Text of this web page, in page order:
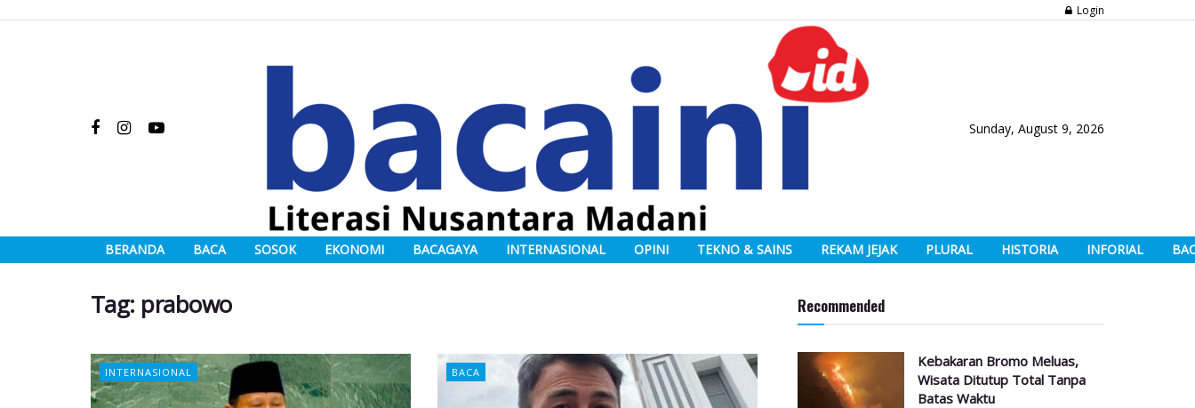
Login
Sunday, August 9, 2026
BERANDA BACA SOSOK EKONOMI BACAGAYA INTERNASIONAL OPINI TEKNO & SAINS REKAM JEJAK PLURAL HISTORIA INFORIAL
Tag: prabowo
INTERNASIONAL BACA
Recommended
Kebakaran Bromo Meluas,
Wisata Ditutup Total Tanpa
Batas Waktu